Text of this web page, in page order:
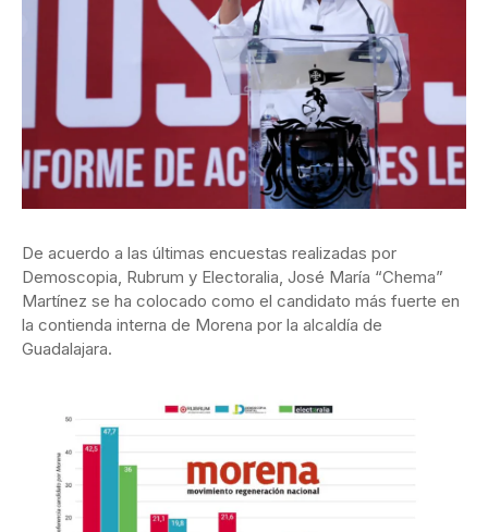
De acuerdo a las últimas encuestas realizadas por
Demoscopia, Rubrum y Electoralia, José María “Chema”
Martínez se ha colocado como el candidato más fuerte en
la contienda interna de Morena por la alcaldía de
Guadalajara.